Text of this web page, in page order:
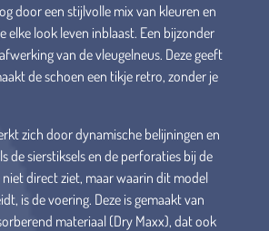
door een stijlvolle mix van kleuren en
elke look leven inblaast. Een bijzonder
van de vleugelneus. Deze geeft
de schoen een tikje retro, zonder je
zich door dynamische belijningen en
de sierstiksels en de perforaties bij de
niet direct ziet, maar waarin dit model
is de voering. Deze is gemaakt van
materiaal (Dry Maxx), dat ook